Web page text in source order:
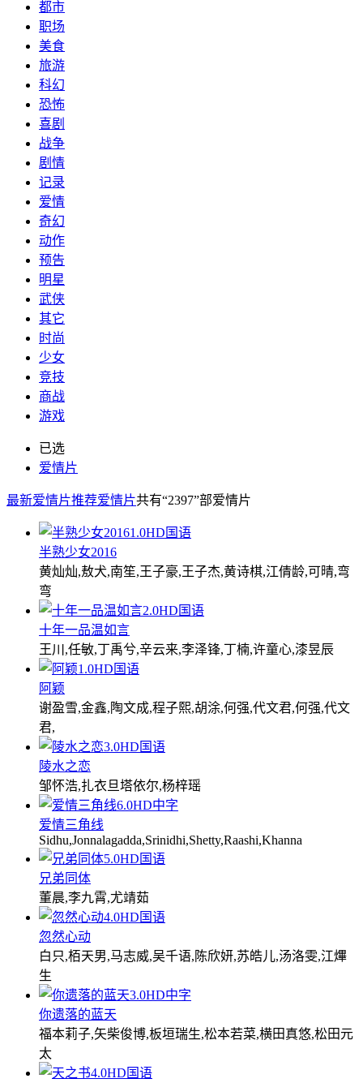
都市
职场
美食
旅游
科幻
恐怖
喜剧
战争
剧情
记录
爱情
奇幻
动作
预告
明星
武侠
其它
时尚
少女
竞技
商战
游戏
已选
爱情片
最新爱情片推荐爱情片共有“2397”部爱情片
1.0HD国语
半熟少女2016
黄灿灿,敖犬,南笙,王子豪,王子杰,黄诗棋,江倩龄,可晴,弯
弯
2.0HD国语
十年一品温如言
王川,任敏,丁禹兮,辛云来,李泽锋,丁楠,许童心,漆昱辰
1.0HD国语
阿颖
谢盈雪,金鑫,陶文成,程子熙,胡涂,何强,代文君,何强,代文
君,
3.0HD国语
陵水之恋
邹怀浩,扎衣旦塔依尔,杨梓瑶
6.0HD中字
爱情三角线
Sidhu,Jonnalagadda,Srinidhi,Shetty,Raashi,Khanna
5.0HD国语
兄弟同体
董晨,李九霄,尤靖茹
4.0HD国语
忽然心动
白只,栢天男,马志威,吴千语,陈欣妍,苏皓儿,汤洛雯,江熚
生
3.0HD中字
你遗落的蓝天
福本莉子,矢柴俊博,板垣瑞生,松本若菜,横田真悠,松田元
太
4.0HD国语